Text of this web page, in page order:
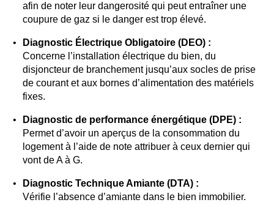
afin de noter leur dangerosité qui peut entraîner une
coupure de gaz si le danger est trop élevé.
Diagnostic Électrique Obligatoire (DEO) :
Concerne l’installation électrique du bien, du
disjoncteur de branchement jusqu’aux socles de prise
de courant et aux bornes d’alimentation des matériels
fixes.
Diagnostic de performance énergétique (DPE) :
Permet d’avoir un aperçus de la consommation du
logement à l’aide de note attribuer à ceux dernier qui
vont de A à G.
Diagnostic Technique Amiante (DTA) :
Vérifie l’absence d’amiante dans le bien immobilier.